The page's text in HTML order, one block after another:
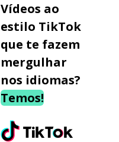
Vídeos ao
estilo TikTok
que te fazem
mergulhar
nos idiomas?
Temos!